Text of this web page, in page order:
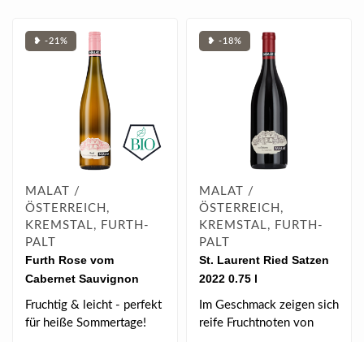
❥ -21%
MALAT /
ÖSTERREICH,
KREMSTAL, FURTH-
PALT
Furth Rose vom
Cabernet Sauvignon
2025 0.75 l
Fruchtig & leicht - perfekt
für heiße Sommertage!
❥ -18%
MALAT /
ÖSTERREICH,
KREMSTAL, FURTH-
PALT
St. Laurent Ried Satzen
2022 0.75 l
Im Geschmack zeigen sich
reife Fruchtnoten von